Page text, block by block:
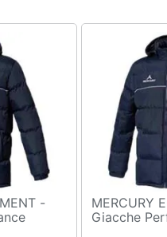
-
MERCURY
Giacche